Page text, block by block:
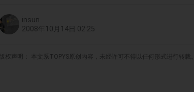
insun
2008年10月14日 02:25
版权声明： 本文系TOPYS原创内容，未经许可不得以任何形式进行转载。